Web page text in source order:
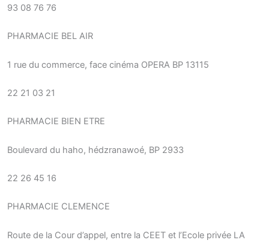
93 08 76 76
PHARMACIE BEL AIR
1 rue du commerce, face cinéma OPERA BP 13115
22 21 03 21
PHARMACIE BIEN ETRE
Boulevard du haho, hédzranawoé, BP 2933
22 26 45 16
PHARMACIE CLEMENCE
Route de la Cour d’appel, entre la CEET et l’Ecole privée LA